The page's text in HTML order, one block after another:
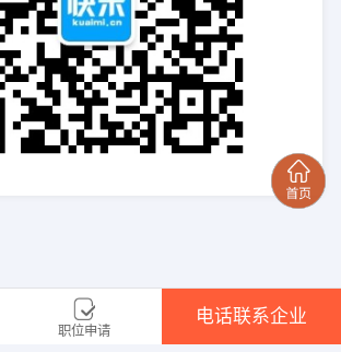
职位申请
电话联系企业